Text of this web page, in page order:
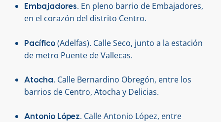
Embajadores. En pleno barrio de Embajadores,
en el corazón del distrito Centro.
Pacífico (Adelfas). Calle Seco, junto a la estación
de metro Puente de Vallecas.
Atocha. Calle Bernardino Obregón, entre los
barrios de Centro, Atocha y Delicias.
Antonio López. Calle Antonio López, entre